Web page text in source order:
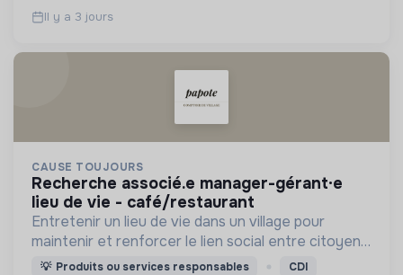
Il y a 3 jours
CAUSE TOUJOURS
recherche associé.e manager-gérant·e
lieu de vie - café/restaurant
Entretenir un lieu de vie dans un village pour
maintenir et renforcer le lien social entre citoyens
et proposer des produits issus d'une agriculture
💡 Produits ou services responsables
CDI